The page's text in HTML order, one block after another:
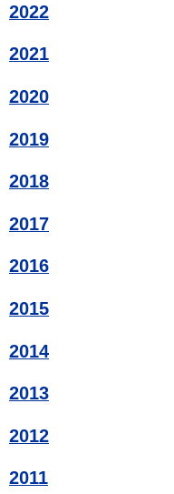
2022
2021
2020
2019
2018
2017
2016
2015
2014
2013
2012
2011